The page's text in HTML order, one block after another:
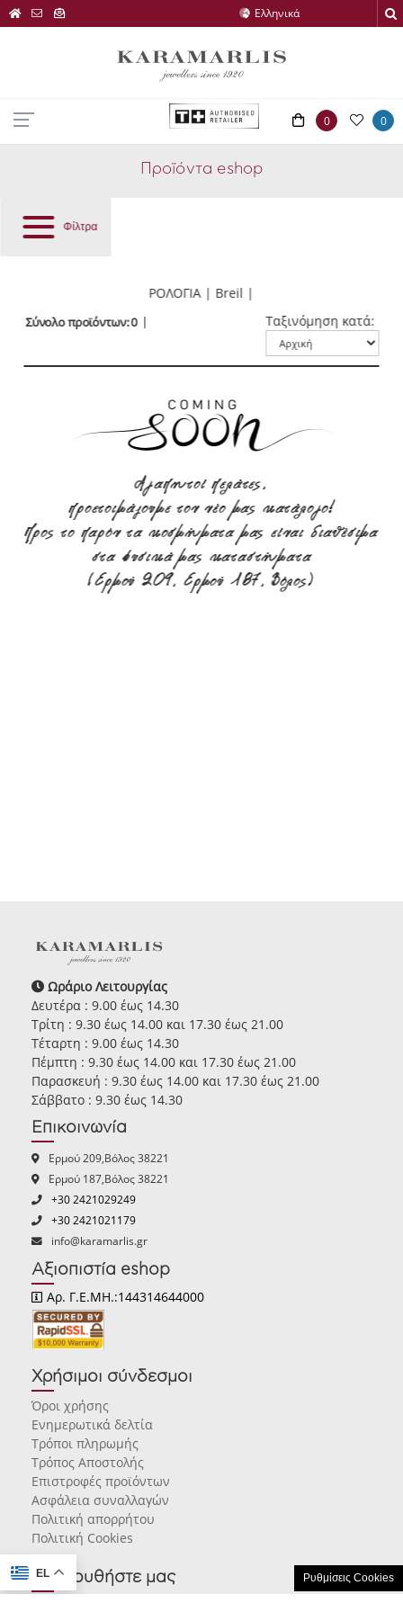
EL Ρυθμίσεις Cookies
0 0
Προϊόντα eshop
Φίλτρα
ΡΟΛΟΓΙΑ | Breil |
Σύνολο προϊόντων: 0 Ταξινόμηση κατά:
Αγαπητοί πελάτες,
προετοιμάζουμε τον νέο μας κατάλογο!
Προς το παρόν τα κοσμήματα μας είναι διαθέσιμα
στα φυσικά μας καταστήματα
(Ερμού 209, Ερμού 187, Βόλος)
Ωράριο Λειτουργίας
Δευτέρα : 9.00 έως 14.30
Τρίτη : 9.30 έως 14.00 και 17.30 έως 21.00
Τέταρτη : 9.00 έως 14.30
Πέμπτη : 9.30 έως 14.00 και 17.30 έως 21.00
Παρασκευή : 9.30 έως 14.00 και 17.30 έως 21.00
Σάββατο : 9.30 έως 14.30
Επικοινωνία
Ερμού 209,Βόλος 38221
Ερμού 187,Βόλος 38221
+30 2421029249
+30 2421021179
info@karamarlis.gr
Αξιοπιστία eshop
Αρ. Γ.Ε.ΜΗ.:144314644000
Χρήσιμοι σύνδεσμοι
Όροι χρήσης
Ενημερωτικά δελτία
Τρόποι πληρωμής
Τρόπος Αποστολής
Επιστροφές προϊόντων
Ασφάλεια συναλλαγών
Πολιτική απορρήτου
Πολιτική Cookies
Ακολουθήστε μας